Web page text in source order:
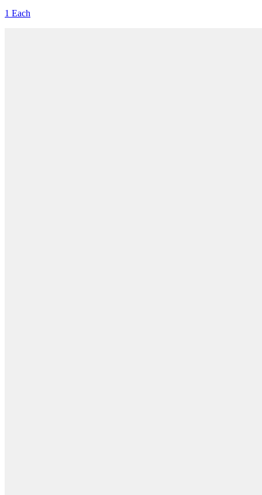
1 Each